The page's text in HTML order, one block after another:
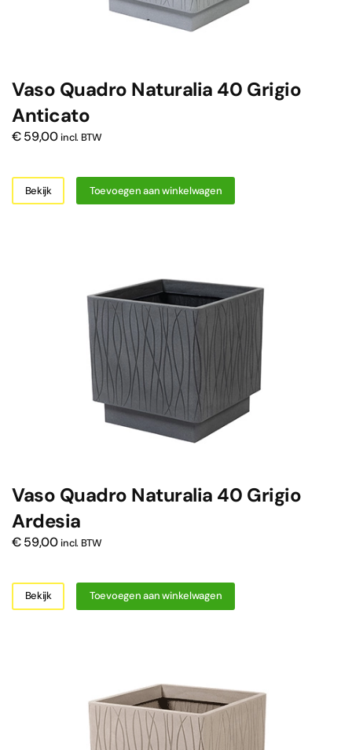
Vaso Quadro Naturalia 40 Grigio
Anticato
€59,00 incl. BTW
Bekijk Toevoegen aan winkelwagen
Vaso Quadro Naturalia 40 Grigio
Ardesia
€59,00 incl. BTW
Bekijk Toevoegen aan winkelwagen